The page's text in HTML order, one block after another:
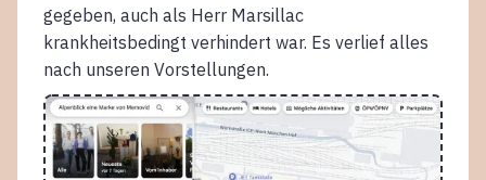
gegeben, auch als Herr Marsillac
krankheitsbedingt verhindert war. Es verlief alles
nach unseren Vorstellungen.